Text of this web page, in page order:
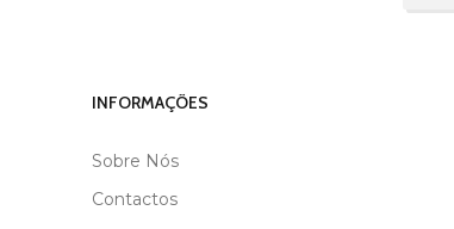
INFORMAÇÕES
Sobre Nós
Contactos